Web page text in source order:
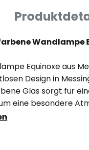
Wandlampe
Equinoxe aus
Design in
Glas sorgt für
eine besondere
die Wärme und
über das